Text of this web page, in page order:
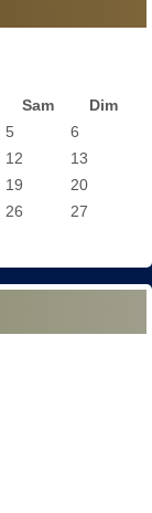
Sam
Dim
5
6
12
13
19
20
26
27